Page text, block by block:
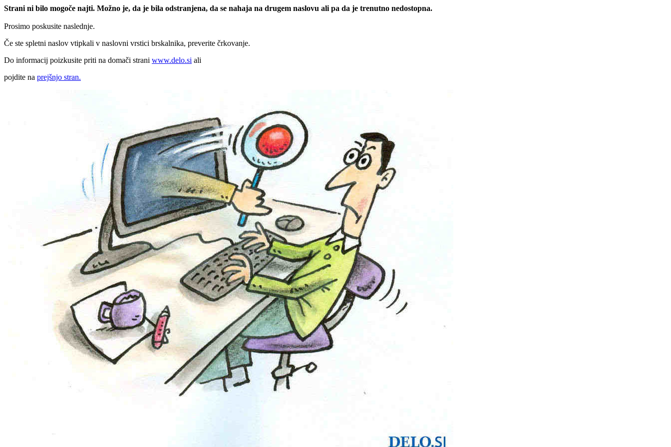
Strani ni bilo mogoče najti. Možno je, da je bila odstranjena, da se nahaja na drugem naslovu ali pa da je trenutno nedostopna.
Prosimo poskusite naslednje.
Če ste spletni naslov vtipkali v naslovni vrstici brskalnika, preverite črkovanje.
Do informacij poizkusite priti na domači strani www.delo.si ali
pojdite na prejšnjo stran.